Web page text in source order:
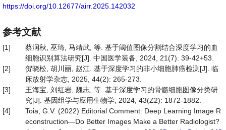
https://doi.org/10.12677/airr.2025.142032
参考文献
[1]
蔡润秋, 巫琦, 马靖武, 等. 基于阈值图像分割结合深度学习的血
细胞识别算法研究[J]. 中国医学装备, 2024, 21(7): 39-42+53.
[2]
贺晓松, 胡川丽, 赵江. 基于深度学习的非小细胞肺癌检测[J]. 临
床放射学杂志, 2025, 44(2): 265-273.
[3]
王海宝, 刘红岩, 魏志, 等. 基于深度学习的骨髓细胞图像分类研
究[J]. 基因组学与应用生物学, 2024, 43(Z2): 1872-1882.
[4]
Toia, G.V. (2022) Editorial Comment: Deep Learning Image R
econstruction—Do Better Images Make a Better Radiologist?